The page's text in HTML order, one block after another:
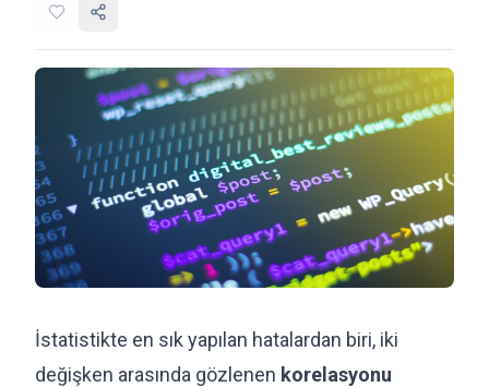
İstatistikte en sık yapılan hatalardan biri, iki
değişken arasında gözlenen korelasyonu